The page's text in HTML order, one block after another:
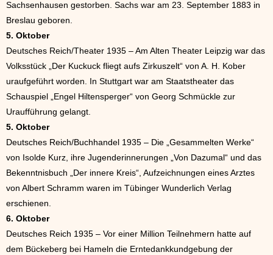
Sachsenhausen gestorben. Sachs war am 23. September 1883 in
Breslau geboren.
5. Oktober
Deutsches Reich/Theater 1935 – Am Alten Theater Leipzig war das
Volksstück „Der Kuckuck fliegt aufs Zirkuszelt“ von A. H. Kober
uraufgeführt worden. In Stuttgart war am Staatstheater das
Schauspiel „Engel Hiltensperger“ von Georg Schmückle zur
Uraufführung gelangt.
5. Oktober
Deutsches Reich/Buchhandel 1935 – Die „Gesammelten Werke“
von Isolde Kurz, ihre Jugenderinnerungen „Von Dazumal“ und das
Bekenntnisbuch „Der innere Kreis“, Aufzeichnungen eines Arztes
von Albert Schramm waren im Tübinger Wunderlich Verlag
erschienen.
6. Oktober
Deutsches Reich 1935 – Vor einer Million Teilnehmern hatte auf
dem Bückeberg bei Hameln die Erntedankkundgebung der